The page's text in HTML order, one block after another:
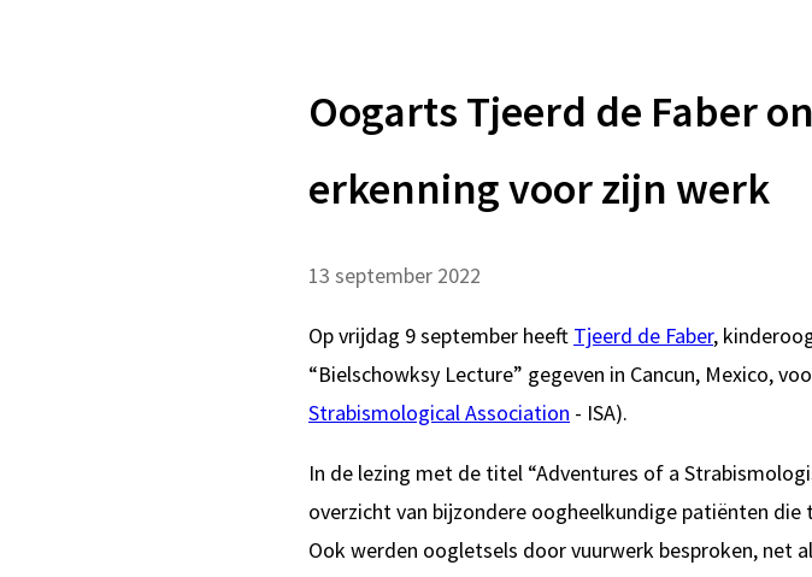
Oogarts Tjeerd de Faber
erkenning voor zijn werk
13 september 2022
Op vrijdag 9 september heeft Tjeerd de Faber,
“Bielschowksy Lecture” gegeven in Cancun, Mexico,
Strabismological Association - ISA).
In de lezing met de titel “Adventures of a
overzicht van bijzondere oogheelkundige patiënten
Ook werden oogletsels door vuurwerk besproken, net